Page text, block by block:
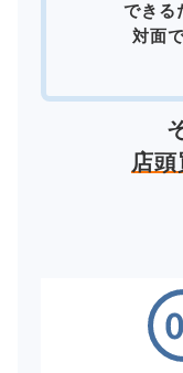
できる
対面
店頭